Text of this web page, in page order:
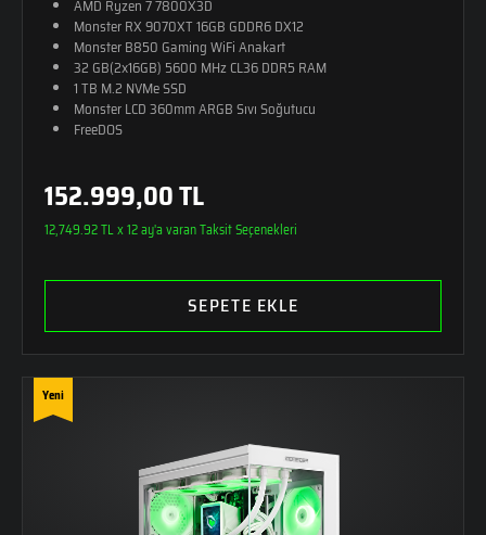
AMD Ryzen 7 7800X3D
Monster RX 9070XT 16GB GDDR6 DX12
Monster B850 Gaming WiFi Anakart
32 GB(2x16GB) 5600 MHz CL36 DDR5 RAM
1 TB M.2 NVMe SSD
Monster LCD 360mm ARGB Sıvı Soğutucu
FreeDOS
152.999,00 TL
12,749.92 TL x 12 ay'a varan Taksit Seçenekleri
SEPETE EKLE
Yeni